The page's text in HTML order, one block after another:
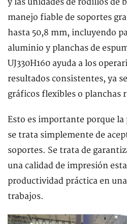
y las unidades de rodillos de
manejo fiable de soportes
hasta 50,8 mm, incluyendo
aluminio y planchas de
UJ330H160 ayuda a los
resultados consistentes, ya
gráficos flexibles o planchas
Esto es importante porque
se trata simplemente de
soportes. Se trata de
una calidad de impresión
productividad práctica en
trabajos.